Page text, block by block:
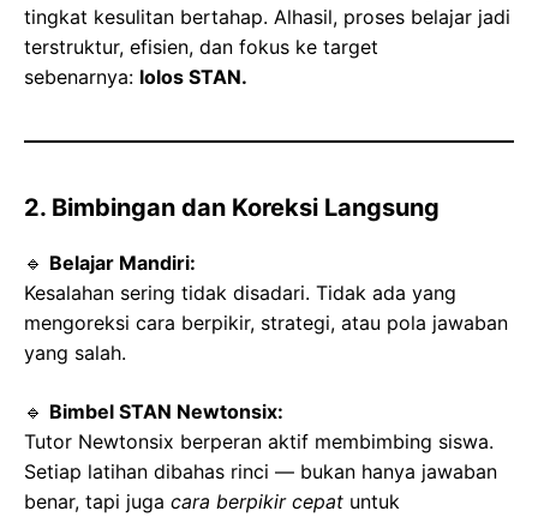
tingkat kesulitan bertahap. Alhasil, proses belajar jadi
terstruktur, efisien, dan fokus ke target
sebenarnya: lolos STAN.
2. Bimbingan dan Koreksi Langsung
🔹 Belajar Mandiri:
Kesalahan sering tidak disadari. Tidak ada yang
mengoreksi cara berpikir, strategi, atau pola jawaban
yang salah.
🔹 Bimbel STAN Newtonsix:
Tutor Newtonsix berperan aktif membimbing siswa.
Setiap latihan dibahas rinci — bukan hanya jawaban
benar, tapi juga cara berpikir cepat untuk